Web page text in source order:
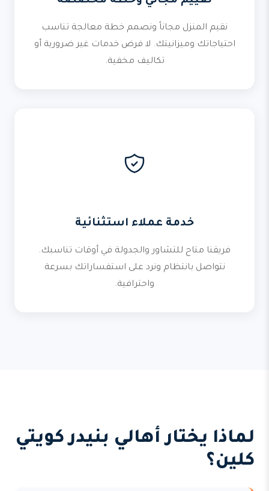
نقيم المنزل مجاناً ونصمم خطة معالجة تناسب
احتياجاتك وميزانيتك. لا فرض خدمات غير ضرورية أو
تكاليف مخفية.
خدمة عملاء استثنائية
فريقنا متاح للتشاور والجدولة في أوقات تناسبك.
نتواصل بانتظام ونرد على استفساراتك بسرعة
واحترافية.
لماذا يختار أهالي بنيدر كويتي
كلين؟